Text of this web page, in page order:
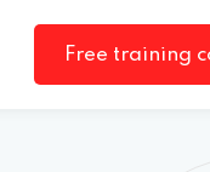
Free training